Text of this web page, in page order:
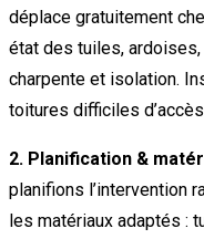
déplace gratuitement
état des tuiles, ardoises,
charpente et isolation.
toitures difficiles
2. Planification &
planifions l’intervention
les matériaux adaptés :